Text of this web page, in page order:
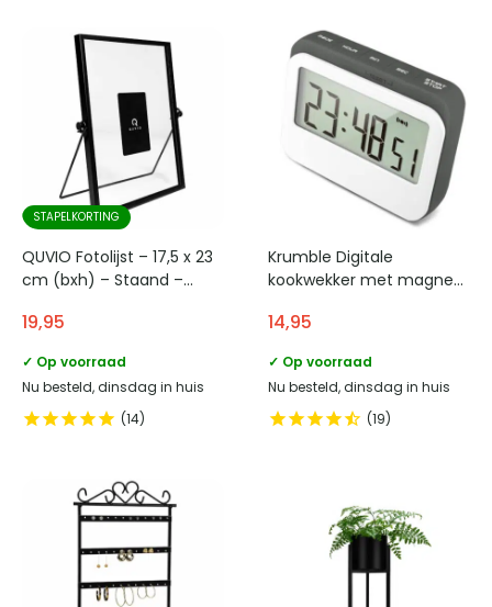
STAPELKORTING
QUVIO Fotolijst – 17,5 x 23
cm (bxh) – Staand –
19,95
✓ Op voorraad
Nu besteld, dinsdag in huis
14
Krumble Digitale
kookwekker met magneet
Wit met grijs
14,95
✓ Op voorraad
Nu besteld, dinsdag in huis
19